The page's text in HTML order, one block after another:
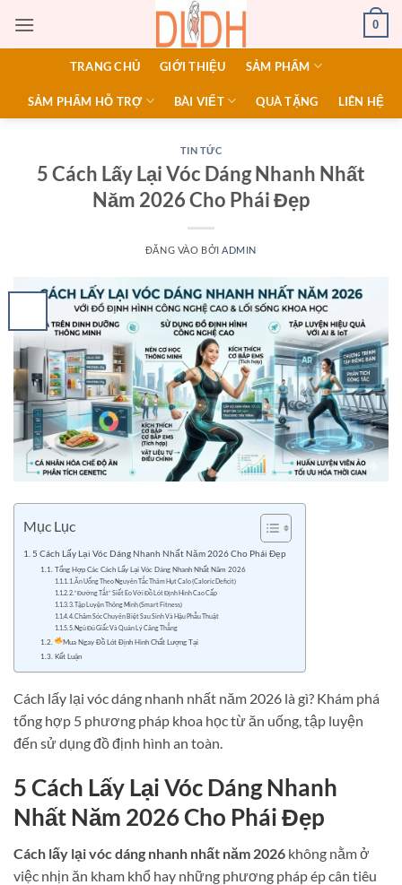
qua
0
TRANG CHỦ GIỚI THIỆU SẢM PHẨM
SẢM PHẨM HỖ TRỢ BÀI VIẾT QUÀ TẶNG LIÊN HỆ
TIN TỨC
5 Cách Lấy Lại Vóc Dáng Nhanh Nhất
Năm 2026 Cho Phái Đẹp
ĐĂNG VÀO BỞI ADMIN
Mục Lục
5 Cách Lấy Lại Vóc Dáng Nhanh Nhất Năm 2026 Cho Phái Đẹp
Tổng Hợp Các Cách Lấy Lại Vóc Dáng Nhanh Nhất Năm 2026
1. Ăn Uống Theo Nguyên Tắc Thâm Hụt Calo (Caloric Deficit)
2. “Đường Tắt” Siết Eo Với Đồ Lót Định Hình Cao Cấp
3. Tập Luyện Thông Minh (Smart Fitness)
4. Chăm Sóc Chuyên Biệt Sau Sinh Và Hậu Phẫu Thuật
5. Ngủ Đủ Giấc Và Quản Lý Căng Thẳng
Mua Ngay Đồ Lót Định Hình Chất Lượng Tại
Kết Luận
Cách lấy lại vóc dáng nhanh nhất năm 2026 là gì? Khám phá
tổng hợp 5 phương pháp khoa học từ ăn uống, tập luyện
đến sử dụng đồ định hình an toàn.
5 Cách Lấy Lại Vóc Dáng Nhanh
Nhất Năm 2026 Cho Phái Đẹp
Cách lấy lại vóc dáng nhanh nhất năm 2026 không nằm ở
việc nhịn ăn kham khổ hay những phương pháp ép cân tiêu